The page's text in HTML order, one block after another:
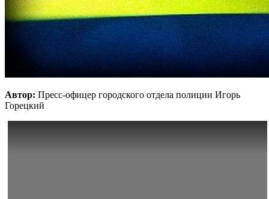
Автор: Пресс-офицер городского отдела полиции Игорь
Горецкий